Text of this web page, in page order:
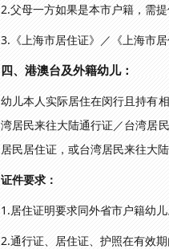
2.父母一方如果是本市户籍，需
3.《上海市居住证》／《上海市
四、港澳台及外籍幼儿：
幼儿本人实际居住在闵行且持有
湾居民来往大陆通行证／台湾居
居民居住证，或台湾居民来往大
证件要求：
1.居住证明要求同外省市户籍幼
2.通行证、居住证、护照在有效